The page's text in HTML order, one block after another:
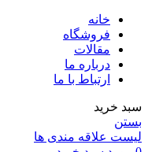
خانه
فروشگاه
مقالات
درباره ما
ارتباط با ما
سبد خرید
بستن
لیست علاقه مندی ها